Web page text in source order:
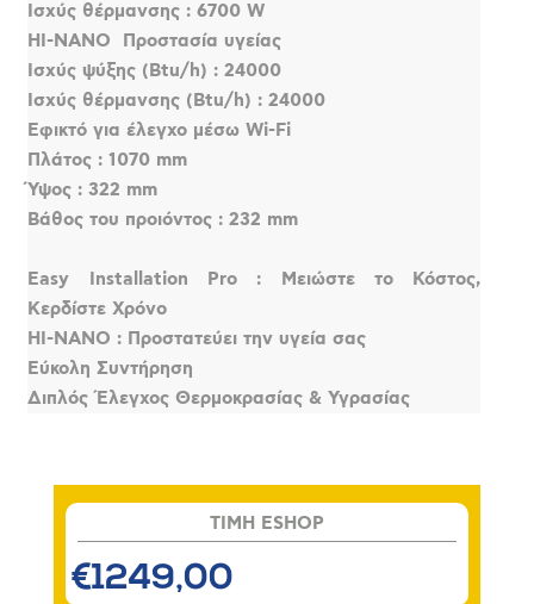
Ισχύς θέρμανσης : 6700 W
HI-NANO  Προστασία υγείας
Ισχύς ψύξης (Btu/h) : 24000
Ισχύς θέρμανσης (Btu/h) : 24000
Εφικτό για έλεγχο μέσω Wi-Fi
Πλάτος : 1070 mm
Ύψος : 322 mm
Βάθος του προιόντος : 232 mm
Easy Installation Pro : Μειώστε το Κόστος,
Κερδίστε Χρόνο
HI-NANO : Προστατεύει την υγεία σας
Εύκολη Συντήρηση
Διπλός Έλεγχος Θερμοκρασίας & Υγρασίας
TIMH ESHOP
€1249,00